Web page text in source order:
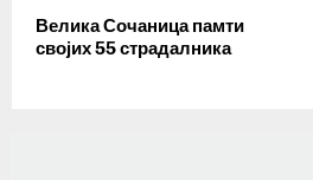
Велика Сочаница памти
својих 55 страдалника